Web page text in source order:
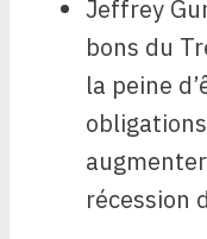
Jeffrey
bons du
la peine
récession